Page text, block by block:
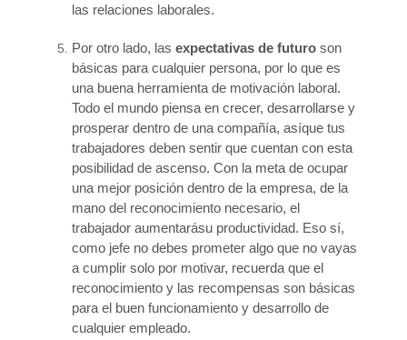
las relaciones laborales.
Por otro lado, las expectativas de futuro son
básicas para cualquier persona, por lo que es
una buena herramienta de motivación laboral.
Todo el mundo piensa en crecer, desarrollarse y
prosperar dentro de una compañía, asíque tus
trabajadores deben sentir que cuentan con esta
posibilidad de ascenso. Con la meta de ocupar
una mejor posición dentro de la empresa, de la
mano del reconocimiento necesario, el
trabajador aumentarásu productividad. Eso sí,
como jefe no debes prometer algo que no vayas
a cumplir solo por motivar, recuerda que el
reconocimiento y las recompensas son básicas
para el buen funcionamiento y desarrollo de
cualquier empleado.